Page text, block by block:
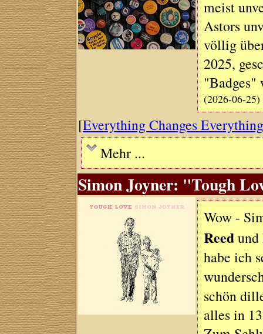
meist
Astors
völlig
2025,
"Badges"
(2026-06-25)
[Everything Changes
Mehr ...
Simon Joyner: "Tough
Wow -
Reedund
habe ich
schön
alles in